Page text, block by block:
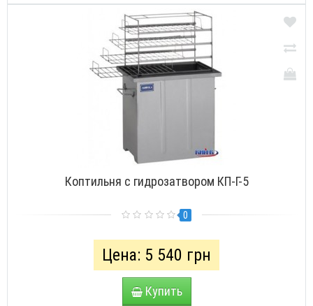
Коптильня с гидрозатвором КП-Г-5
0
Цена: 5 540 грн
Купить